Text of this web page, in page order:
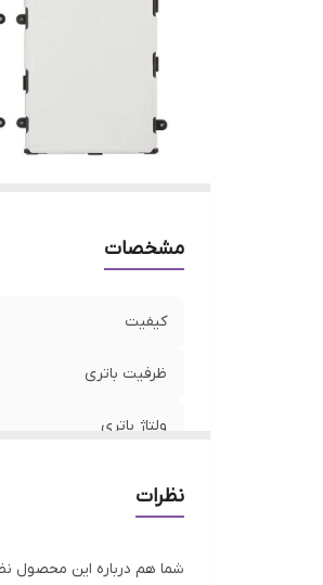
مشخصات
کیفیت
ظرفیت باتری
ولتاژ باتری
نظرات
شما هم درباره این محصول